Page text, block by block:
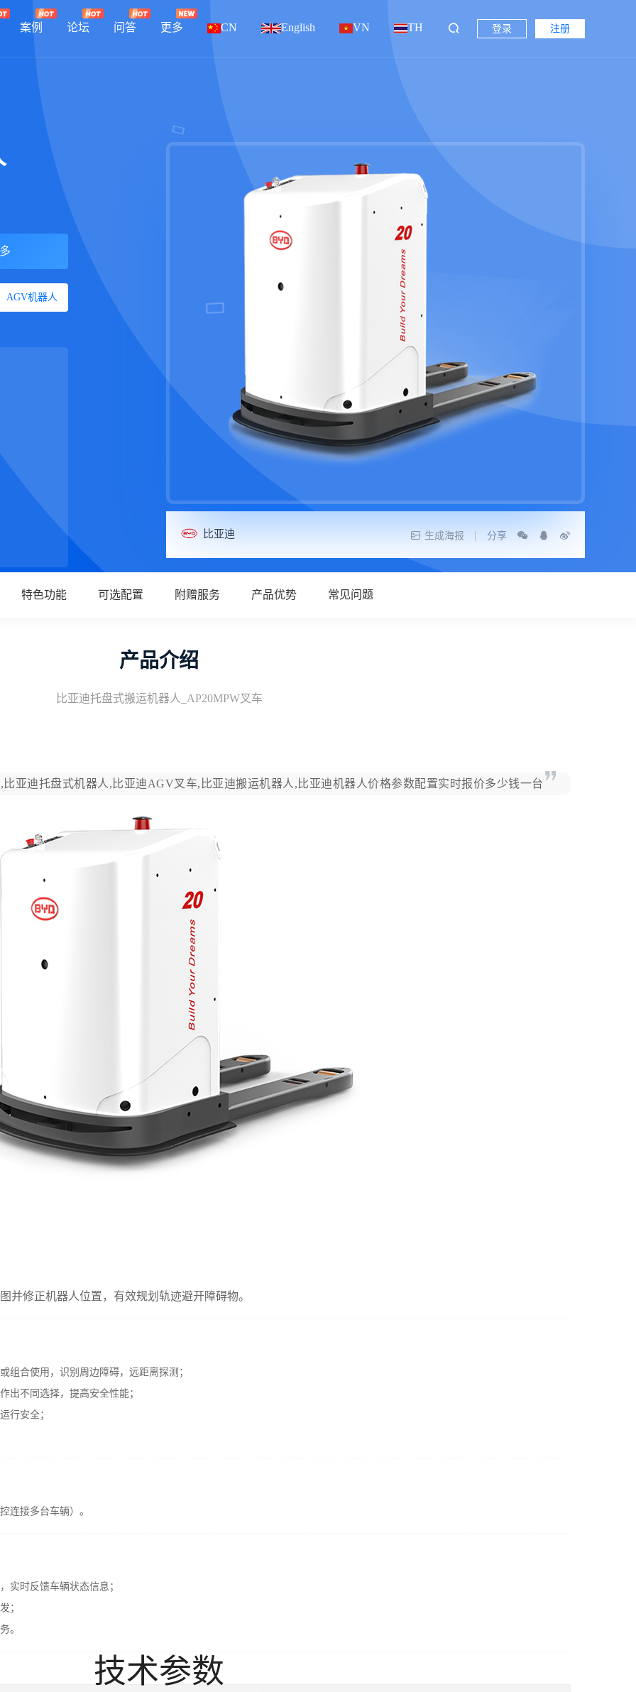
案例 论坛 问答 更多 CN English VN TH 登录 注册
AGV机器人
比亚迪 生成海报 分享
特色功能 可选配置 附赠服务 产品优势 常见问题
产品介绍
比亚迪托盘式搬运机器人_AP20MPW叉车
亚迪托盘式机器人,比亚迪AGV叉车,比亚迪搬运机器人,比亚迪机器人价格参数配置实时报价多少钱一台
并修正机器人位置，有效规划轨迹避开障碍物。
组合使用，识别周边障碍，远距离探测；
出不同选择，提高安全性能；
行安全；
连接多台车辆）。
实时反馈车辆状态信息；
；
。
技术参数